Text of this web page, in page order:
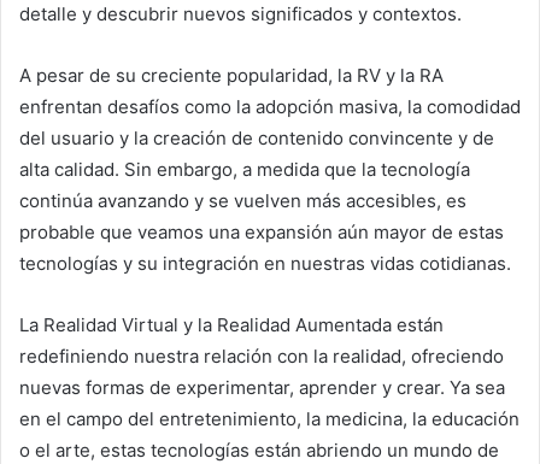
detalle y descubrir nuevos significados y contextos.
A pesar de su creciente popularidad, la RV y la RA
enfrentan desafíos como la adopción masiva, la comodidad
del usuario y la creación de contenido convincente y de
alta calidad. Sin embargo, a medida que la tecnología
continúa avanzando y se vuelven más accesibles, es
probable que veamos una expansión aún mayor de estas
tecnologías y su integración en nuestras vidas cotidianas.
La Realidad Virtual y la Realidad Aumentada están
redefiniendo nuestra relación con la realidad, ofreciendo
nuevas formas de experimentar, aprender y crear. Ya sea
en el campo del entretenimiento, la medicina, la educación
o el arte, estas tecnologías están abriendo un mundo de